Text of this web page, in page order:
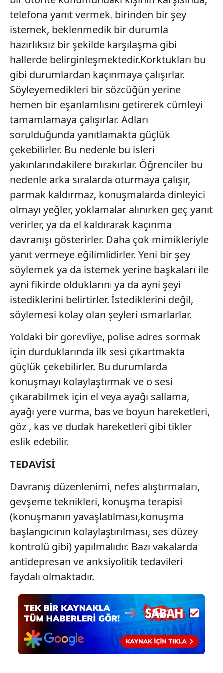
kullanılmaktadır. Bu çerezler vasıtasıyla çeşitli kişisel
verileriniz işlenmekte olup gerekli olan çerezler bilgi
toplumu hizmetlerinin sunulması amacıyla
kullanılmaktadır. Diğer çerezler, sitemizin daha işlevsel
kılınması ve kişiselleştirilmesi ve sizlere yönelik
reklam/pazarlama faaliyetlerinin yapılması, amaçlarıyla
sınırlı olarak açık rızanız dahilinde kullanılacaktır.
Çerezlere ilişkin tercihlerinizi aşağıda yer alan panel
vasıtasıyla belirleyebilirsiniz. Çerezlere ilişkin detaylı bilgi
için Ayarlar butonuna tıklayabilir,Çerez Bilgilendirme
ziyaret edebilirsiniz.
6698 sayılı Kişisel Verilerin Korunması Kanunu uyarınca
hazırlanmış Aydınlatma Metnimizi okumak ve sitemizde
ilgili mevzuata uygun olarak kullanılan çerezlerle ilgili bilgi
almak için lütfen
tıklayınız
telefona yanıt vermek, birinden bir şey
istemek, beklenmedik bir durumla
hazırlıksız bir şekilde karşılaşma gibi
hallerde belirginleşmektedir.Korktukları bu
gibi durumlardan kaçınmaya çalışırlar.
Söyleyemedikleri bir sözcüğün yerine
hemen bir eşanlamlısını getirerek cümleyi
tamamlamaya çalışırlar. Adları
sorulduğunda yanıtlamakta güçlük
çekebilirler. Bu nedenle bu isleri
yakınlarındakilere bırakırlar. Öğrenciler bu
nedenle arka sıralarda oturmaya çalışır,
parmak kaldırmaz, konuşmalarda dinleyici
olmayı yeğler, yoklamalar alınırken geç yanıt
verirler, ya da el kaldırarak kaçınma
davranışı gösterirler. Daha çok mimikleriyle
yanıt vermeye eğilimlidirler. Yeni bir şey
söylemek ya da istemek yerine başkaları ile
ayni fikirde olduklarını ya da ayni şeyi
istediklerini belirtirler. İstediklerini değil,
söylemesi kolay olan şeyleri ısmarlarlar.
Yoldaki bir görevliye, polise adres sormak
için durduklarında ilk sesi çıkartmakta
güçlük çekebilirler. Bu durumlarda
konuşmayı kolaylaştırmak ve o sesi
çıkarabilmek için el veya ayağı sallama,
ayağı yere vurma, bas ve boyun hareketleri,
göz , kas ve dudak hareketleri gibi tikler
eslik edebilir.
TEDAVİSİ
Davranış düzenlenimi, nefes alıştırmaları,
gevşeme teknikleri, konuşma terapisi
(konuşmanın yavaşlatılması,konuşma
başlangıcının kolaylaştırılması, ses düzey
kontrolü gibi) yapılmalıdır. Bazı vakalarda
antidepresan ve anksiyolitik tedavileri
faydalı olmaktadır.